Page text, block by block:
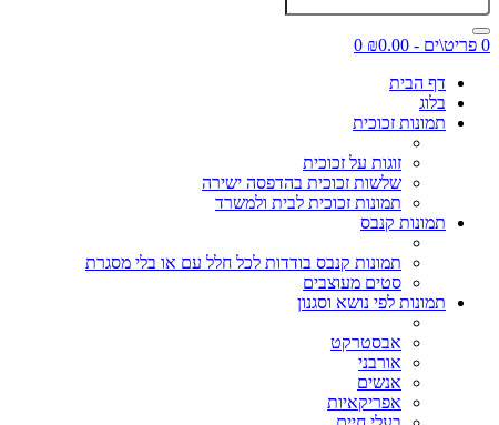
0 פריט\ים - ₪0.00
0
דף הבית
בלוג
תמונות זכוכית
זוגות על זכוכית
שלשות זכוכית בהדפסה ישירה
תמונות זכוכית לבית ולמשרד
תמונות קנבס
תמונות קנבס בודדות לכל חלל עם או בלי מסגרת
סטים מעוצבים
תמונות לפי נושא וסגנון
אבסטרקט
אורבני
אנשים
אפריקאיות